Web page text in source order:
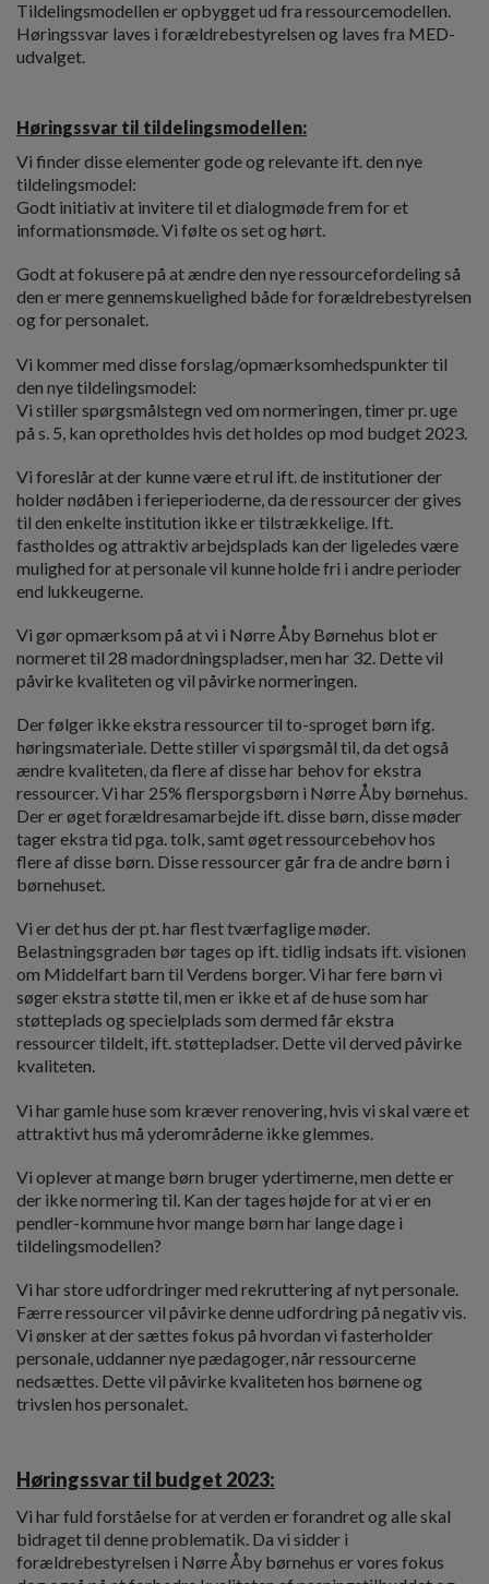
Tildelingsmodellen er opbygget ud fra ressourcemodellen.
Høringssvar laves i forældrebestyrelsen og laves fra MED-
udvalget.
Høringssvar til tildelingsmodellen:
Vi finder disse elementer gode og relevante ift. den nye
tildelingsmodel:
Godt initiativ at invitere til et dialogmøde frem for et
informationsmøde. Vi følte os set og hørt.
Godt at fokusere på at ændre den nye ressourcefordeling så
den er mere gennemskuelighed både for forældrebestyrelsen
og for personalet.
Vi kommer med disse forslag/opmærksomhedspunkter til
den nye tildelingsmodel:
Vi stiller spørgsmålstegn ved om normeringen, timer pr. uge
på s. 5, kan opretholdes hvis det holdes op mod budget 2023.
Vi foreslår at der kunne være et rul ift. de institutioner der
holder nødåben i ferieperioderne, da de ressourcer der gives
til den enkelte institution ikke er tilstrækkelige. Ift.
fastholdes og attraktiv arbejdsplads kan der ligeledes være
mulighed for at personale vil kunne holde fri i andre perioder
end lukkeugerne.
Vi gør opmærksom på at vi i Nørre Åby Børnehus blot er
normeret til 28 madordningspladser, men har 32. Dette vil
påvirke kvaliteten og vil påvirke normeringen.
Der følger ikke ekstra ressourcer til to-sproget børn ifg.
høringsmateriale. Dette stiller vi spørgsmål til, da det også
ændre kvaliteten, da flere af disse har behov for ekstra
ressourcer. Vi har 25% flersporgsbørn i Nørre Åby børnehus.
Der er øget forældresamarbejde ift. disse børn, disse møder
tager ekstra tid pga. tolk, samt øget ressourcebehov hos
flere af disse børn. Disse ressourcer går fra de andre børn i
børnehuset.
Vi er det hus der pt. har flest tværfaglige møder.
Belastningsgraden bør tages op ift. tidlig indsats ift. visionen
om Middelfart barn til Verdens borger. Vi har fere børn vi
søger ekstra støtte til, men er ikke et af de huse som har
støtteplads og specielplads som dermed får ekstra
ressourcer tildelt, ift. støttepladser. Dette vil derved påvirke
kvaliteten.
Vi har gamle huse som kræver renovering, hvis vi skal være et
attraktivt hus må yderområderne ikke glemmes.
Vi oplever at mange børn bruger ydertimerne, men dette er
der ikke normering til. Kan der tages højde for at vi er en
pendler-kommune hvor mange børn har lange dage i
tildelingsmodellen?
Vi har store udfordringer med rekruttering af nyt personale.
Færre ressourcer vil påvirke denne udfordring på negativ vis.
Vi ønsker at der sættes fokus på hvordan vi fasterholder
personale, uddanner nye pædagoger, når ressourcerne
nedsættes. Dette vil påvirke kvaliteten hos børnene og
trivslen hos personalet.
Høringssvar til budget 2023:
Vi har fuld forståelse for at verden er forandret og alle skal
bidraget til denne problematik. Da vi sidder i
forældrebestyrelsen i Nørre Åby børnehus er vores fokus